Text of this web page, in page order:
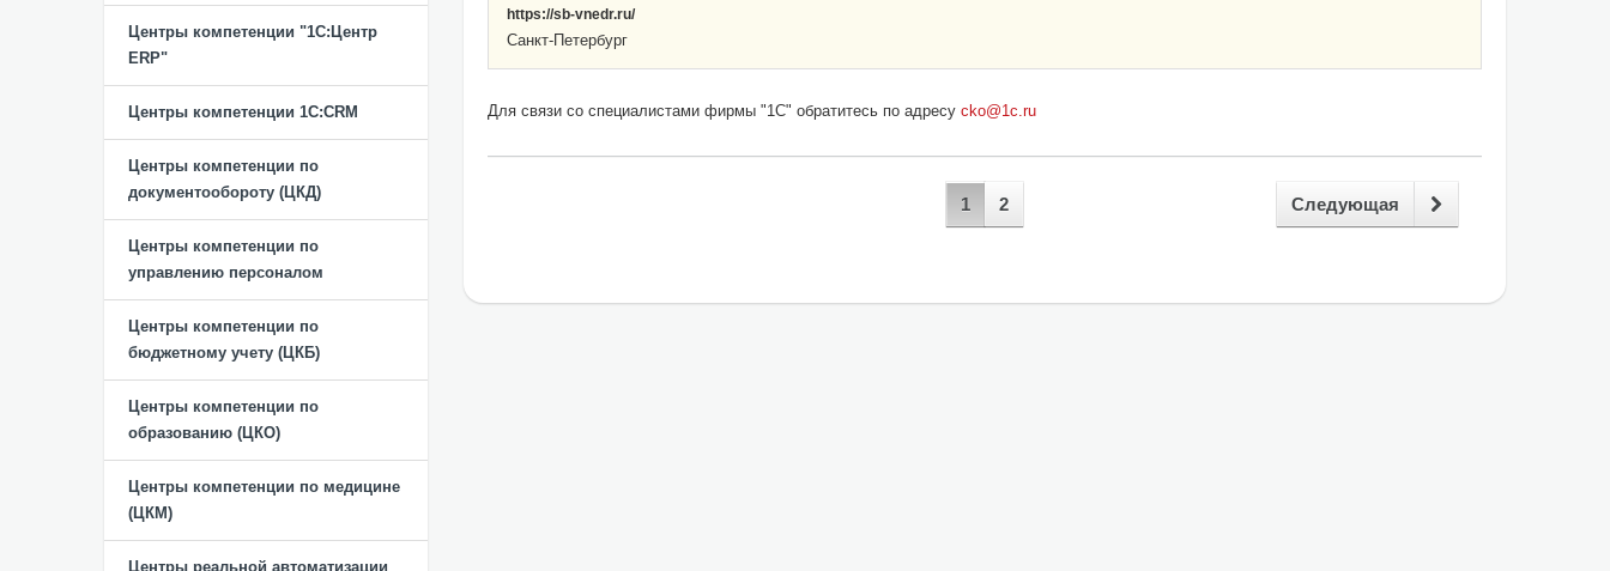
Центры компетенции "1С:Центр
ERP"
Центры компетенции 1C:CRM
Центры компетенции по
документообороту (ЦКД)
Центры компетенции по
управлению персоналом
Центры компетенции по
бюджетному учету (ЦКБ)
Центры компетенции по
образованию (ЦКО)
Центры компетенции по медицине
(ЦКМ)
Центры реальной автоматизации
https://sb-vnedr.ru/
Санкт-Петербург
Для связи со специалистами фирмы "1С" обратитесь по адресу cko@1c.ru
1 2 Следующая